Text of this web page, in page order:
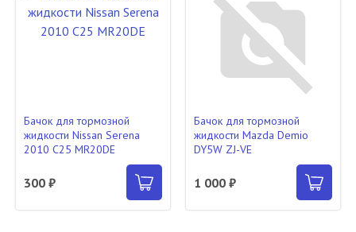
Бачок для тормозной
жидкости Nissan Serena
2010 C25 MR20DE
300 ₽
Бачок для тормозной
жидкости Mazda Demio
DY5W ZJ-VE
1 000 ₽